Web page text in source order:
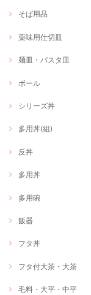
そば用品
薬味用仕切皿
麺皿・パスタ皿
ボール
シリーズ丼
多用丼(組)
反丼
多用丼
多用碗
飯器
フタ丼
フタ付大茶・大茶
毛料・大平・中平